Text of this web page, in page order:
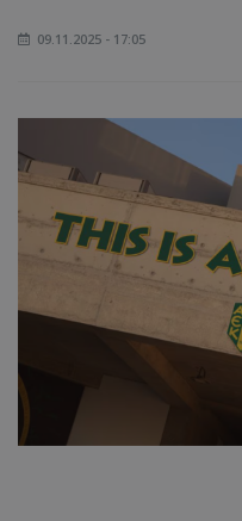
09.11.2025 - 17:05